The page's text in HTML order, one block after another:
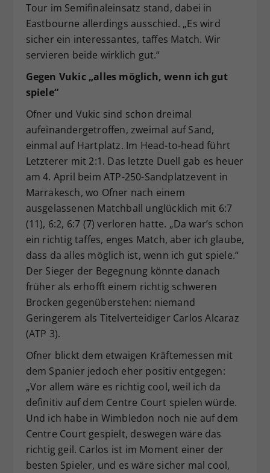
Tour im Semifinaleinsatz stand, dabei in
Eastbourne allerdings ausschied. „Es wird
sicher ein interessantes, taffes Match. Wir
servieren beide wirklich gut.“
Gegen Vukic „alles möglich, wenn ich gut
spiele“
Ofner und Vukic sind schon dreimal
aufeinandergetroffen, zweimal auf Sand,
einmal auf Hartplatz. Im Head-to-head führt
Letzterer mit 2:1. Das letzte Duell gab es heuer
am 4. April beim ATP-250-Sandplatzevent in
Marrakesch, wo Ofner nach einem
ausgelassenen Matchball unglücklich mit 6:7
(11), 6:2, 6:7 (7) verloren hatte. „Da war’s schon
ein richtig taffes, enges Match, aber ich glaube,
dass da alles möglich ist, wenn ich gut spiele.“
Der Sieger der Begegnung könnte danach
früher als erhofft einem richtig schweren
Brocken gegenüberstehen: niemand
Geringerem als Titelverteidiger Carlos Alcaraz
(ATP 3).
Ofner blickt dem etwaigen Kräftemessen mit
dem Spanier jedoch eher positiv entgegen:
„Vor allem wäre es richtig cool, weil ich da
definitiv auf dem Centre Court spielen würde.
Und ich habe in Wimbledon noch nie auf dem
Centre Court gespielt, deswegen wäre das
richtig geil. Carlos ist im Moment einer der
besten Spieler, und es wäre sicher mal cool,